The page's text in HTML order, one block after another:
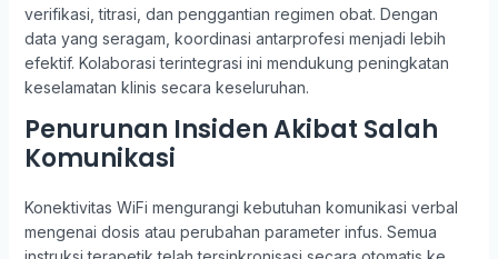
verifikasi, titrasi, dan penggantian regimen obat. Dengan
data yang seragam, koordinasi antarprofesi menjadi lebih
efektif. Kolaborasi terintegrasi ini mendukung peningkatan
keselamatan klinis secara keseluruhan.
Penurunan Insiden Akibat Salah
Komunikasi
Konektivitas WiFi mengurangi kebutuhan komunikasi verbal
mengenai dosis atau perubahan parameter infus. Semua